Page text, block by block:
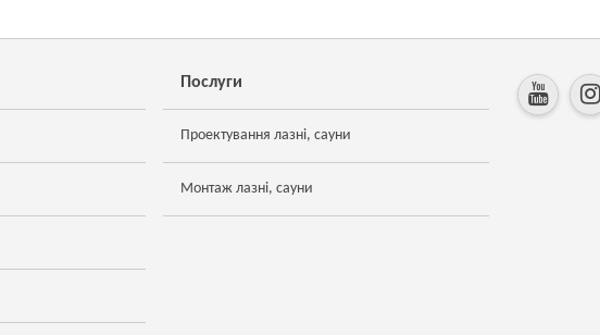
Послуги
Проектування лазні, сауни
Монтаж лазні, сауни